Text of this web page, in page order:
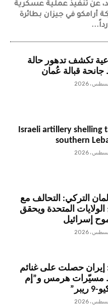
عن تنفيذ عملية عسكرية
في جيزان بطائرة
تكشف تدهور حالة
جانحة قبالة عُمان
Israeli artillery shelling
southern
التركي: التحالف مع
المتحدة ويحقق
إسرائيل
إيران حصلت على غنائم
مسيّرات هرمس و”إم
9 ريبر”